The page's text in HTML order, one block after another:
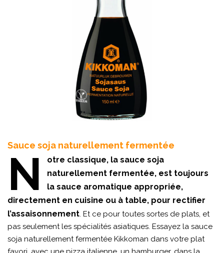
Sauce soja naturellement fermentée
N
otre classique, la sauce soja
naturellement fermentée, est toujours
la sauce aromatique appropriée,
directement en cuisine ou à table, pour rectifier
l’assaisonnement. Et ce pour toutes sortes de plats, et
pas seulement les spécialités asiatiques. Essayez la sauce
soja naturellement fermentée Kikkoman dans votre plat